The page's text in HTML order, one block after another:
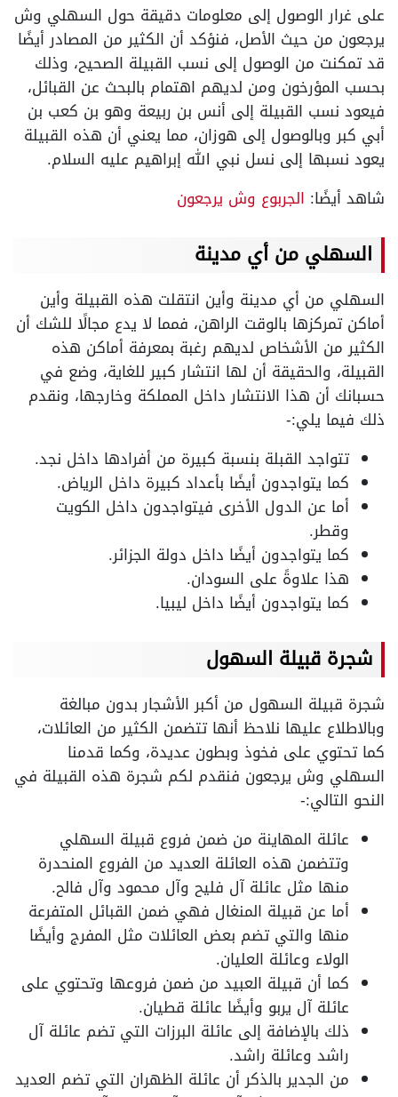
على غرار الوصول إلى معلومات دقيقة حول السهلي وش
يرجعون من حيث الأصل، فنؤكد أن الكثير من المصادر أيضًا
قد تمكنت من الوصول إلى نسب القبيلة الصحيح، وذلك
بحسب المؤرخون ومن لديهم اهتمام بالبحث عن القبائل،
فيعود نسب القبيلة إلى أنس بن ربيعة وهو بن كعب بن
أبي كبر وبالوصول إلى هوزان، مما يعني أن هذه القبيلة
يعود نسبها إلى نسل نبي الله إبراهيم عليه السلام.
شاهد أيضًا: الجربوع وش يرجعون
السهلي من أي مدينة
السهلي من أي مدينة وأين انتقلت هذه القبيلة وأين
أماكن تمركزها بالوقت الراهن، فمما لا يدع مجالًا للشك أن
الكثير من الأشخاص لديهم رغبة بمعرفة أماكن هذه
القبيلة، والحقيقة أن لها انتشار كبير للغاية، وضع في
حسبانك أن هذا الانتشار داخل المملكة وخارجها، ونقدم
ذلك فيما يلي:-
تتواجد القبلة بنسبة كبيرة من أفرادها داخل نجد.
كما يتواجدون أيضًا بأعداد كبيرة داخل الرياض.
أما عن الدول الأخرى فيتواجدون داخل الكويت
وقطر.
كما يتواجدون أيضًا داخل دولة الجزائر.
هذا علاوةً على السودان.
كما يتواجدون أيضًا داخل ليبيا.
شجرة قبيلة السهول
شجرة قبيلة السهول من أكبر الأشجار بدون مبالغة
وبالاطلاع عليها نلاحظ أنها تتضمن الكثير من العائلات،
كما تحتوي على فخوذ وبطون عديدة، وكما قدمنا
السهلي وش يرجعون فنقدم لكم شجرة هذه القبيلة في
النحو التالي:-
عائلة المهاينة من ضمن فروع قبيلة السهلي
وتتضمن هذه العائلة العديد من الفروع المنحدرة
منها مثل عائلة آل فليح وآل محمود وآل فالح.
أما عن قبيلة المنغال فهي ضمن القبائل المتفرعة
منها والتي تضم بعض العائلات مثل المفرج وأيضًا
الولاء وعائلة العليان.
كما أن قبيلة العبيد من ضمن فروعها وتحتوي على
عائلة آل يربو وأيضًا عائلة قطيان.
ذلك بالإضافة إلى عائلة البرزات التي تضم عائلة آل
راشد وعائلة راشد.
من الجدير بالذكر أن عائلة الظهران التي تضم العديد